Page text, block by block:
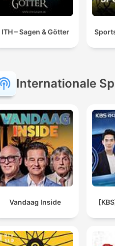
ITH – Sagen & Götter
Internationale
Vandaag Inside